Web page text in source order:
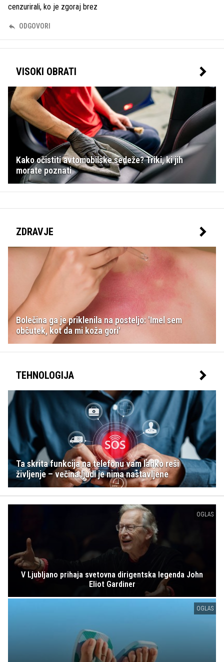
cenzurirali, ko je zgoraj brez
ODGOVORI
VISOKI OBRATI
Kako očistiti avtomobilske sedeže? Triki, ki jih
morate poznati
ZDRAVJE
Bolečina ga je priklenila na posteljo: 'Imel sem
občutek, kot da mi koža gori'
TEHNOLOGIJA
Ta skrita funkcija na telefonu vam lahko reši
življenje – večina ljudi je nima nastavljene
OGLAS
V Ljubljano prihaja svetovna dirigentska legenda John
Eliot Gardiner
OGLAS